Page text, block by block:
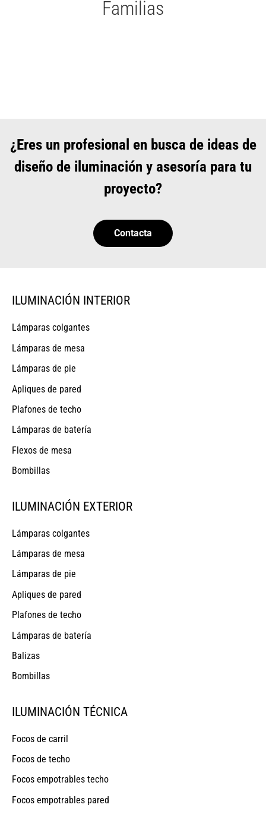
Familias
¿Eres un profesional en busca de ideas de
diseño de iluminación y asesoría para tu
proyecto?
Contacta
ILUMINACIÓN INTERIOR
Lámparas colgantes
Lámparas de mesa
Lámparas de pie
Apliques de pared
Plafones de techo
Lámparas de batería
Flexos de mesa
Bombillas
ILUMINACIÓN EXTERIOR
Lámparas colgantes
Lámparas de mesa
Lámparas de pie
Apliques de pared
Plafones de techo
Lámparas de batería
Balizas
Bombillas
ILUMINACIÓN TÉCNICA
Focos de carril
Focos de techo
Focos empotrables techo
Focos empotrables pared